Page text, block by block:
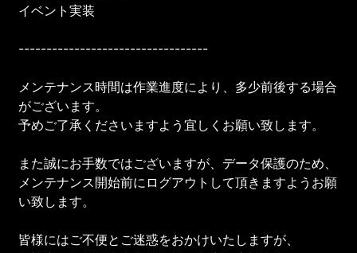
イベント実装
----------------------------------
メンテナンス時間は作業進度により、多少前後する場合
がございます。
予めご了承くださいますよう宜しくお願い致します。
また誠にお手数ではございますが、データ保護のため、
メンテナンス開始前にログアウトして頂きますようお願
い致します。
皆様にはご不便とご迷惑をおかけいたしますが、